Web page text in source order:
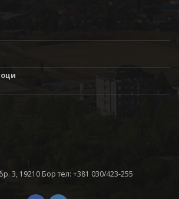
3, 19210 Бор тел: +381 030/423-255